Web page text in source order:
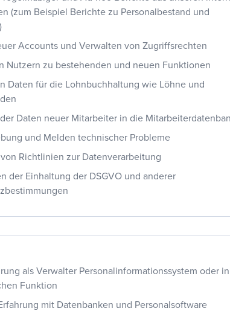
(zum Beispiel Berichte zu Personalbestand und
Accounts und Verwalten von Zugriffsrechten
Nutzern zu bestehenden und neuen Funktionen
Daten für die Lohnbuchhaltung wie Löhne und
Daten neuer Mitarbeiter in die
und Melden technischer Probleme
Richtlinien zur Datenverarbeitung
der Einhaltung der DSGVO und anderer
als Verwalter Personalinformationssystem oder in
Funktion
mit Datenbanken und Personalsoftware